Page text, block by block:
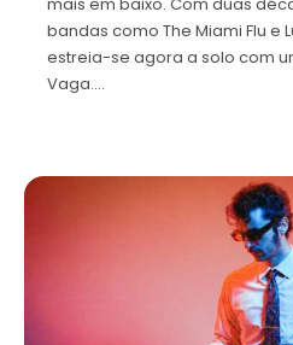
mais em baixo. Com duas
bandas como The Miami Flu e
estreia-se agora a solo com
Vaga.…